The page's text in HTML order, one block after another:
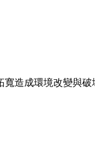
造成環境改變與